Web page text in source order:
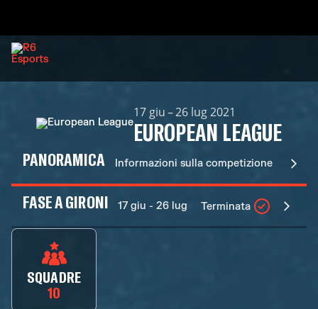
17 giu – 26 lug 2021
EUROPEAN LEAGUE
PANORAMICA Informazioni sulla competizione
FASE A GIRONI 17 giu - 26 lug Terminata
SQUADRE
10